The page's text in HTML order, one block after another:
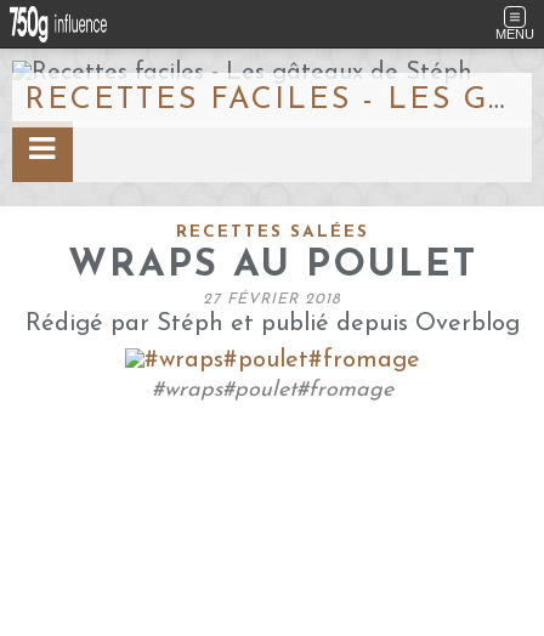
MENU
RECETTES FACILES - LES GÂTEAUX DE STÉPH
RECETTES SALÉES
WRAPS AU POULET
27 FÉVRIER 2018
Rédigé par Stéph et publié depuis Overblog
#wraps#poulet#fromage